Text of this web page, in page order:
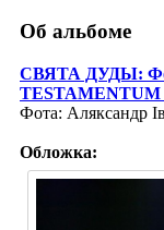
Об альбоме
СВЯТА ДУДЫ:
Фота: Аляксандр
Обложка: